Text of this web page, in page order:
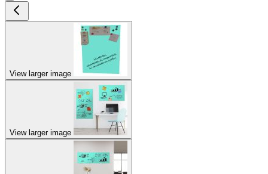
View larger image
View larger image